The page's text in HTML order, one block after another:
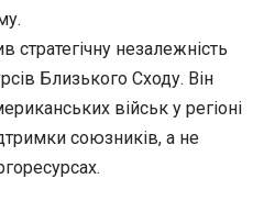
стратегічну незалежність
Близького Сходу. Він
військ у регіоні
союзників, а не